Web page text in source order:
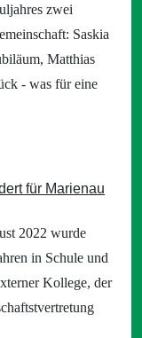
zwei
Saskia
Matthias
- was für eine
für Marienau
2022 wurde
in Schule und
Kollege, der